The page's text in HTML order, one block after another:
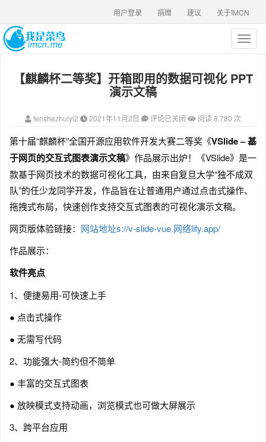
关于IMCN
建议
捐赠
用户登录
T
o
g
g
a
t
i
【麒麟杯二等奖】开箱即用的数据可视化 PPT
演示文稿
fenshezhuiyi2 2021年11月2日 评论已关闭 阅读 8,780 次
第十届“麒麟杯”全国开源应用软件开发大赛二等奖《VSlide – 基
于网页的交互式图表演示文稿》作品展示出炉！《VSlide》是一
款基于网页技术的数据可视化工具，由来自复旦大学“独不成双
队”的任少龙同学开发，作品旨在让普通用户通过点击式操作、
拖拽式布局，快速创作支持交互式图表的可视化演示文稿。
网页版体验链接： 网站地址s://v-slide-vue.网络lify.app/
作品展示：
软件亮点
1、便捷易用-可快速上手
● 点击式操作
● 无需写代码
2、功能强大-简约但不简单
● 丰富的交互式图表
● 放映模式支持动画，浏览模式也可做大屏展示
3、跨平台应用